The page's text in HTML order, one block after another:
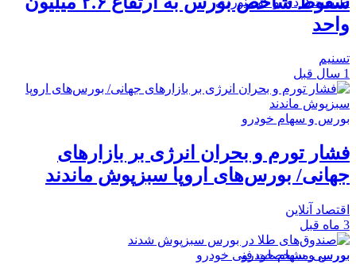
و سهام خودرو
تورم و بحران انرژی بر بازار‌های
بورس‌های اروپا سبزپوش ماندند
آنلاین
و سهام خودرو
مشخصات فنی خودرو